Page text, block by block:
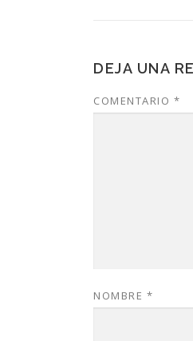
DEJA UNA
COMENTARIO *
NOMBRE *